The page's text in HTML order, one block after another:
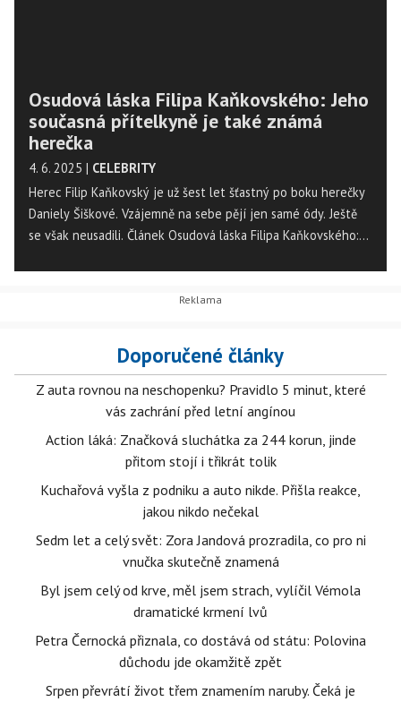
Osudová láska Filipa Kaňkovského: Jeho
současná přítelkyně je také známá
herečka
4. 6. 2025 | CELEBRITY
Herec Filip Kaňkovský je už šest let šťastný po boku herečky
Daniely Šiškové. Vzájemně na sebe pějí jen samé ódy. Ještě
se však neusadili. Článek Osudová láska Filipa Kaňkovského:
Doporučené články
Z auta rovnou na neschopenku? Pravidlo 5 minut, které
vás zachrání před letní angínou
Action láká: Značková sluchátka za 244 korun, jinde
přitom stojí i třikrát tolik
Kuchařová vyšla z podniku a auto nikde. Přišla reakce,
jakou nikdo nečekal
Sedm let a celý svět: Zora Jandová prozradila, co pro ni
vnučka skutečně znamená
Byl jsem celý od krve, měl jsem strach, vylíčil Vémola
dramatické krmení lvů
Petra Černocká přiznala, co dostává od státu: Polovina
důchodu jde okamžitě zpět
Srpen převrátí život třem znamením naruby. Čeká je